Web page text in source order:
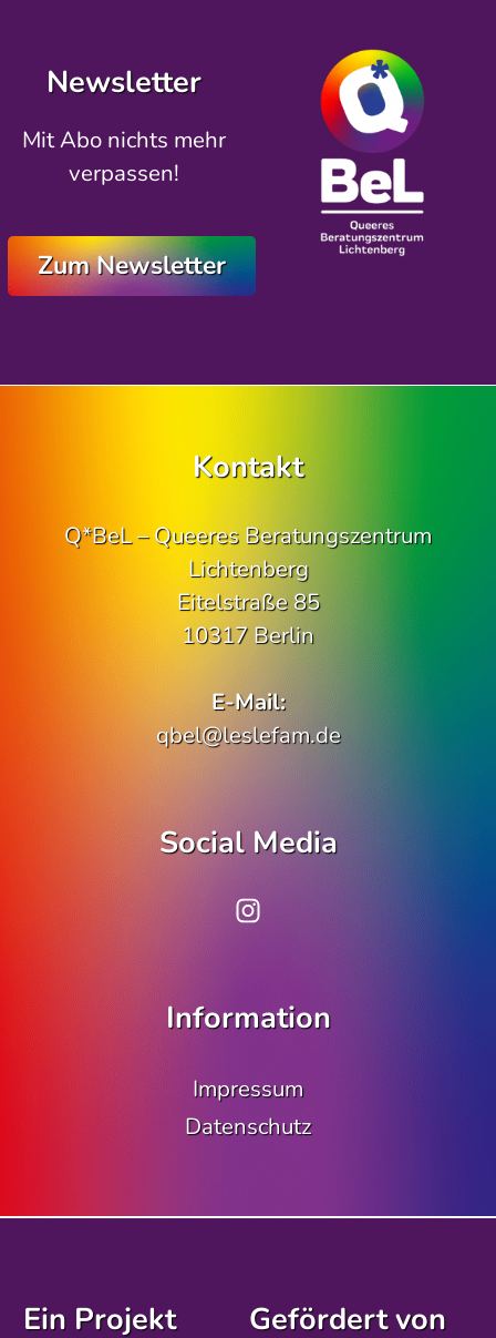
Newsletter
Mit Abo nichts mehr
verpassen!
Zum Newsletter
Kontakt
Q*BeL – Queeres Beratungszentrum
Lichtenberg
Eitelstraße 85
10317 Berlin
E-Mail:
qbel@leslefam.de
Social Media
Information
Impressum
Datenschutz
Ein Projekt
Gefördert von